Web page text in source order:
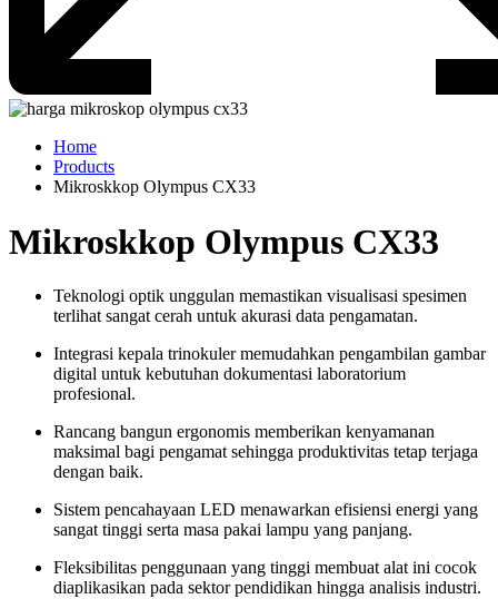
Home
Products
Mikroskkop Olympus CX33
Mikroskkop Olympus CX33
Teknologi optik unggulan memastikan visualisasi spesimen
terlihat sangat cerah untuk akurasi data pengamatan.
Integrasi kepala trinokuler memudahkan pengambilan gambar
digital untuk kebutuhan dokumentasi laboratorium
profesional.
Rancang bangun ergonomis memberikan kenyamanan
maksimal bagi pengamat sehingga produktivitas tetap terjaga
dengan baik.
Sistem pencahayaan LED menawarkan efisiensi energi yang
sangat tinggi serta masa pakai lampu yang panjang.
Fleksibilitas penggunaan yang tinggi membuat alat ini cocok
diaplikasikan pada sektor pendidikan hingga analisis industri.